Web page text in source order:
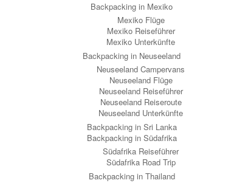
Backpacking in Mexiko
Mexiko Flüge
Mexiko Reiseführer
Mexiko Unterkünfte
Backpacking in Neuseeland
Neuseeland Campervans
Neuseeland Flüge
Neuseeland Reiseführer
Neuseeland Reiseroute
Neuseeland Unterkünfte
Backpacking in Sri Lanka
Backpacking in Südafrika
Südafrika Reiseführer
Südafrika Road Trip
Backpacking in Thailand